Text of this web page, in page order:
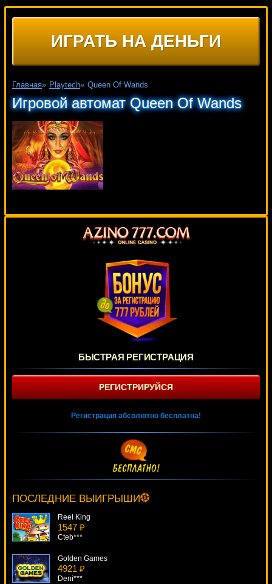
ИГРАТЬ НА ДЕНЬГИ
Главная» Playtech» Queen Of Wands
Игровой автомат Queen Of Wands
БЫСТРАЯ РЕГИСТРАЦИЯ
РЕГИСТРИРУЙСЯ
Регистрация абсолютно бесплатна!
ПОСЛЕДНИЕ ВЫИГРЫШИ
Cteb***
Reel King
1547 ₽
Cteb***
Golden Games
4921 ₽
Deni***